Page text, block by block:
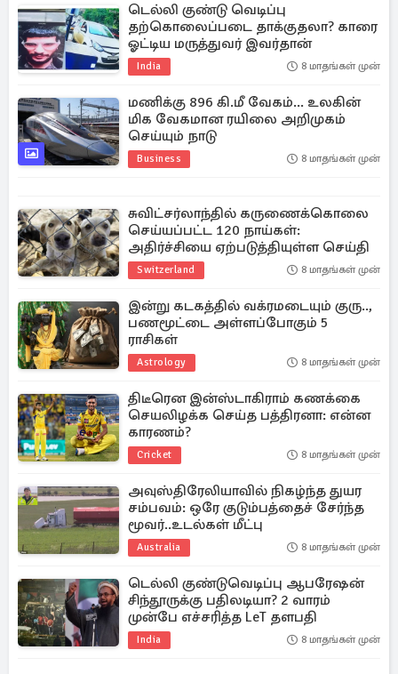
டெல்லி குண்டு வெடிப்பு
தற்கொலைப்படை தாக்குதலா? காரை
ஓட்டிய மருத்துவர் இவர்தான்
India 8 மாதங்கள் முன்
மணிக்கு 896 கி.மீ வேகம்... உலகின்
மிக வேகமான ரயிலை அறிமுகம்
செய்யும் நாடு
Business 8 மாதங்கள் முன்
சுவிட்சர்லாந்தில் கருணைக்கொலை
செய்யப்பட்ட 120 நாய்கள்:
அதிர்ச்சியை ஏற்படுத்தியுள்ள செய்தி
Switzerland 8 மாதங்கள் முன்
இன்று கடகத்தில் வக்ரமடையும் குரு..,
பணமூட்டை அள்ளப்போகும் 5
ராசிகள்
Astrology 8 மாதங்கள் முன்
திடீரென இன்ஸ்டாகிராம் கணக்கை
செயலிழக்க செய்த பத்திரனா: என்ன
காரணம்?
Cricket 8 மாதங்கள் முன்
அவுஸ்திரேலியாவில் நிகழ்ந்த துயர
சம்பவம்: ஒரே குடும்பத்தைச் சேர்ந்த
மூவர்..உடல்கள் மீட்பு
Australia 8 மாதங்கள் முன்
டெல்லி குண்டுவெடிப்பு ஆபரேஷன்
சிந்தூருக்கு பதிலடியா? 2 வாரம்
முன்பே எச்சரித்த LeT தளபதி
India 8 மாதங்கள் முன்